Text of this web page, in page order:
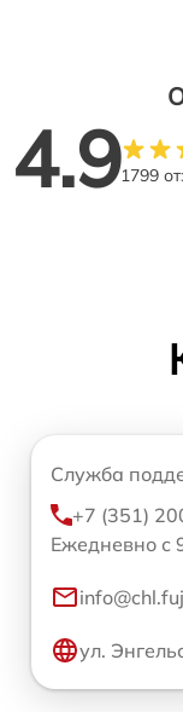
4.91799
Служба
+7 (351)
Ежедневно с
ул.